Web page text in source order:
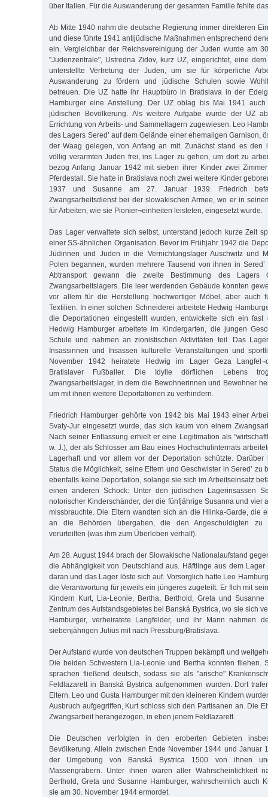
über Italien. Für die Auswanderung der gesamten Familie fehlte
Ab Mitte 1940 nahm die deutsche Regierung immer direkteren
und diese führte 1941 antijüdische Maßnahmen entsprechend
ein. Vergleichbar der Reichsvereinigung der Juden wurde am
"Judenzentrale", Ustredna Zidov, kurz UZ, eingerichtet, eine dem
unterstellte Vertretung der Juden, um sie für körperliche
Auswanderung zu fördern und jüdische Schulen sowie
betreuen. Die UZ hatte ihr Hauptbüro in Bratislava in der
Hamburger eine Anstellung. Der UZ oblag bis Mai 1941
jüdischen Bevölkerung. Als weitere Aufgabe wurde der UZ
Errichtung von Arbeits- und Sammellagern zugewiesen. Leo
des Lagers Sered’ auf dem Gelände einer ehemaligen Garnison,
der Waag gelegen, von Anfang an mit. Zunächst stand es den
völlig verarmten Juden frei, ins Lager zu gehen, um dort zu
bezog Anfang Januar 1942 mit sieben ihrer Kinder zwei
Pferdestall. Sie hatte in Bratislava noch zwei weitere Kinder
1937 und Susanne am 27. Januar 1939. Friedrich
Zwangsarbeitsdienst bei der slowakischen Armee, wo er in
für Arbeiten, wie sie Pionier¬einheiten leisteten, eingesetzt wurde.
Das Lager verwaltete sich selbst, unterstand jedoch kurze Zeit
einer SS-ähnlichen Organisation. Bevor im Frühjahr 1942 die
Jüdinnen und Juden in die Vernichtungslager Auschwitz und
Polen begannen, wurden mehrere Tausend von ihnen in
Abtransport gewann die zweite Bestimmung des Lagers
Zwangsarbeitslagers. Die leer werdenden Gebäude konnten
vor allem für die Herstellung hochwertiger Möbel, aber auch
Textilien. In einer solchen Schneiderei arbeitete Hedwig
die Deportationen eingestellt wurden, entwickelte sich ein fast
Hedwig Hamburger arbeitete im Kindergarten, die jungen
Schule und nahmen an zionistischen Aktivitäten teil. Das
Insassinnen und Insassen kulturelle Veranstaltungen und
November 1942 heiratete Hedwig im Lager Geza
Bratislaver Fußballer. Die Idylle dörflichen Lebens
Zwangsarbeitslager, in dem die Bewohnerinnen und Bewohner
um mit ihnen weitere Deportationen zu verhindern.
Friedrich Hamburger gehörte von 1942 bis Mai 1943 einer
Svaty-Jur eingesetzt wurde, das sich kaum von einem
Nach seiner Entlassung erhielt er eine Legitimation als
w. J.), der als Schlosser am Bau eines Hochschulinternats
Lagerhaft und vor allem vor der Deportation schützte.
Status die Möglichkeit, seine Eltern und Geschwister in Sered’ zu
ebenfalls keine Deportation, solange sie sich im Arbeitseinsatz
einen anderen Schock: Unter den jüdischen Lagerinsassen
notorischer Kinderschänder, der die fünfjährige Susanna und vier
missbrauchte. Die Eltern wandten sich an die Hlinka-Garde, die
an die Behörden übergaben, die den Angeschuldigten zu
verurteilten (was ihm zum Überleben verhalf).
Am 28. August 1944 brach der Slowakische Nationalaufstand
die Abhängigkeit von Deutschland aus. Häftlinge aus dem Lager
daran und das Lager löste sich auf. Vorsorglich hatte Leo
die Verantwortung für jeweils ein jüngeres zugeteilt. Er floh mit
Kindern Kurt, Lia-Leonie, Bertha, Berthold, Greta und
Zentrum des Aufstandsgebietes bei Banská Bystrica, wo sie sich
Hamburger, verheiratete Langfelder, und ihr Mann nahmen
siebenjährigen Julius mit nach Pressburg/Bratislava.
Der Aufstand wurde von deutschen Truppen bekämpft und
Die beiden Schwestern Lia-Leonie und Bertha konnten fliehen.
sprachen fließend deutsch, sodass sie als "arische"
Feldlazarett in Banská Bystrica aufgenommen wurden. Dort
Eltern. Leo und Gusta Hamburger mit den kleineren Kindern
Ausbruch aufgegriffen, Kurt schloss sich den Partisanen an. Die
Zwangsarbeit herangezogen, in eben jenem Feldlazarett.
Die Deutschen verfolgten in den eroberten Gebieten
Bevölkerung. Allein zwischen Ende November 1944 und Januar
der Umgebung von Banská Bystrica 1500 von ihnen
Massengräbern. Unter ihnen waren aller Wahrscheinlichkeit
Berthold, Greta und Susanne Hamburger, wahrscheinlich auch
sie am 30. November 1944 ermordet.